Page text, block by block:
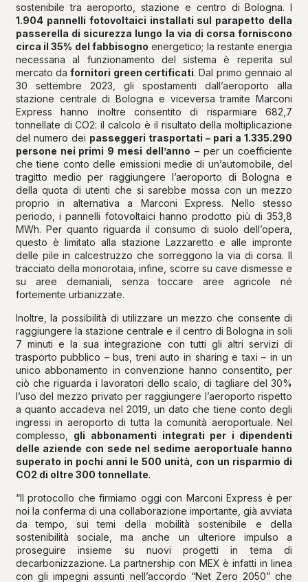
sostenibile tra aeroporto, stazione e centro di Bologna. I
1.904 pannelli fotovoltaici installati sul parapetto della
passerella di sicurezza lungo la via di corsa forniscono
circa il 35% del fabbisogno energetico; la restante energia
necessaria al funzionamento del sistema è reperita sul
mercato dafornitori green certificati. Dal primo gennaio al
30 settembre 2023, gli spostamenti dall’aeroporto alla
stazione centrale di Bologna e viceversa tramite Marconi
Express hanno inoltre consentito di risparmiare 682,7
tonnellate di CO2: il calcolo è il risultato della moltiplicazione
del numero dei passeggeri trasportati – pari a 1.335.290
persone nei primi 9 mesi dell’anno – per un coefficiente
che tiene conto delle emissioni medie di un’automobile, del
tragitto medio per raggiungere l’aeroporto di Bologna e
della quota di utenti che si sarebbe mossa con un mezzo
proprio in alternativa a Marconi Express. Nello stesso
periodo, i pannelli fotovoltaici hanno prodotto più di 353,8
MWh. Per quanto riguarda il consumo di suolo dell’opera,
questo è limitato alla stazione Lazzaretto e alle impronte
delle pile in calcestruzzo che sorreggono la via di corsa. Il
tracciato della monorotaia, infine, scorre su cave dismesse e
su aree demaniali, senza toccare aree agricole né
fortemente urbanizzate.
Inoltre, la possibilità di utilizzare un mezzo che consente di
raggiungere la stazione centrale e il centro di Bologna in soli
7 minuti e la sua integrazione con tutti gli altri servizi di
trasporto pubblico – bus, treni auto in sharing e taxi – in un
unico abbonamento in convenzione hanno consentito, per
ciò che riguarda i lavoratori dello scalo, di tagliare del 30%
l’uso del mezzo privato per raggiungere l’aeroporto rispetto
a quanto accadeva nel 2019, un dato che tiene conto degli
ingressi in aeroporto di tutta la comunità aeroportuale. Nel
complesso, gli abbonamenti integrati per i dipendenti
delle aziende con sede nel sedime aeroportuale hanno
superato in pochi anni le 500 unità, con un risparmio di
CO2 di oltre 300 tonnellate.
“Il protocollo che firmiamo oggi con Marconi Express è per
noi la conferma di una collaborazione importante, già avviata
da tempo, sui temi della mobilità sostenibile e della
sostenibilità sociale, ma anche un ulteriore impulso a
proseguire insieme su nuovi progetti in tema di
decarbonizzazione. La partnership con MEX è infatti in linea
con gli impegni assunti nell’accordo “Net Zero 2050” che